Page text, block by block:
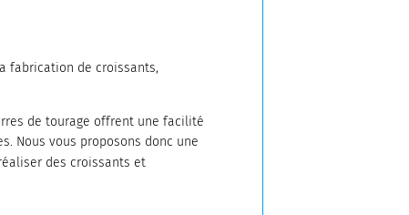
fabrication de croissants,
de tourage offrent une facilité
Nous vous proposons donc une
des croissants et